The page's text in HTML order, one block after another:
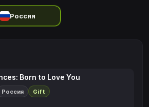
Россия
Born to Love You
Россия Gift